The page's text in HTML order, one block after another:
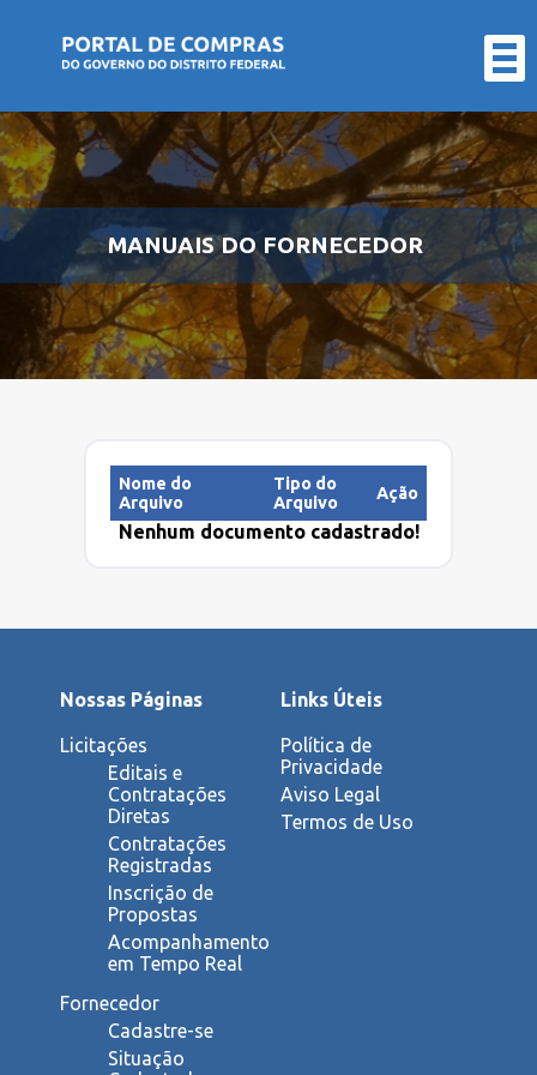
FORNECEDOR
ÓRGÃO
ATAS
DE
INDICADORES
MANUAIS DO FORNECEDOR
Nome do
Arquivo
Tipo do
Arquivo
Ação
Nenhum documento cadastrado!
Nossas Páginas
Licitações
Editais e
Contratações
Diretas
Contratações
Registradas
Inscrição de
Propostas
Acompanhamento
em Tempo Real
Fornecedor
Cadastre-se
Situação
Links Úteis
Política de
Privacidade
Aviso Legal
Termos de Uso